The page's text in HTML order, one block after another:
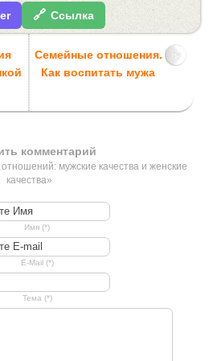
🔗 Ссылка
Семейные отношения.
Как воспитать мужа
комментарий
мужские качества и женские
качества»
Имя (*)
E-Mail (*)
Тема (*)